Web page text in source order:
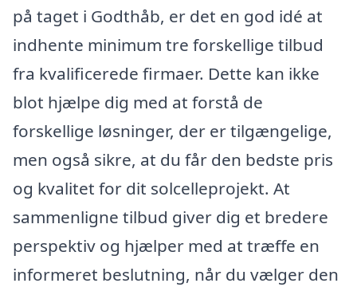
på taget i Godthåb, er det en god idé at
indhente minimum tre forskellige tilbud
fra kvalificerede firmaer. Dette kan ikke
blot hjælpe dig med at forstå de
forskellige løsninger, der er tilgængelige,
men også sikre, at du får den bedste pris
og kvalitet for dit solcelleprojekt. At
sammenligne tilbud giver dig et bredere
perspektiv og hjælper med at træffe en
informeret beslutning, når du vælger den